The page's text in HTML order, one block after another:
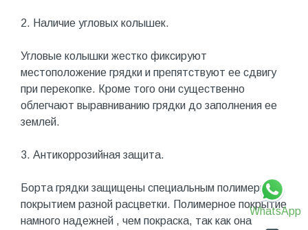
WhatsApp
2. Наличие угловых колышек.
Угловые колышки жестко фиксируют
местоположение грядки и препятствуют ее сдвигу
при перекопке. Кроме того они существенно
облегчают выравниванию грядки до заполнения ее
землей.
3. Антикоррозийная защита.
Борта грядки защищены специальным полимерным
покрытием разной расцветки. Полимерное покрытие
намного надежней , чем покраска, так как она